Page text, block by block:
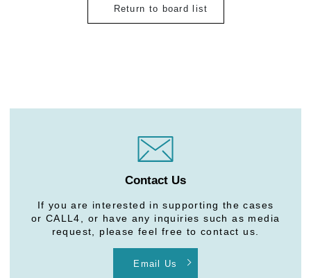
Return to board list
Contact Us
If you are interested in supporting the cases
or CALL4, or have any inquiries such as media
request, please feel free to contact us.
Email Us